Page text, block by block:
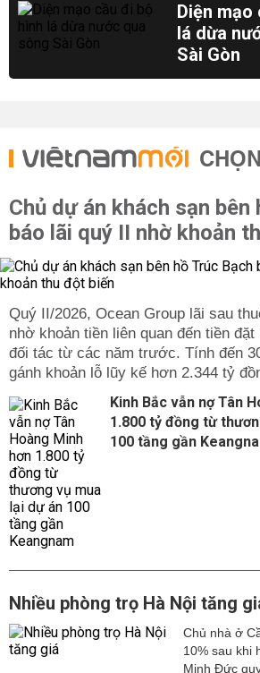
Diện mạo
lá dừa
Sài Gòn
CHỌN
Chủ dự án khách sạn bên
báo lãi quý II nhờ khoản
Quý II/2026, Ocean Group lãi sau
nhờ khoản tiền liên quan đến tiền
đối tác từ các năm trước. Tính đến
gánh khoản lỗ lũy kế hơn 2.344 tỷ
Kinh Bắc vẫn nợ Tân
1.800 tỷ đồng từ
100 tầng gần
Nhiều phòng trọ Hà Nội tăng
Chủ nhà ở
10% sau khi
Minh Đức